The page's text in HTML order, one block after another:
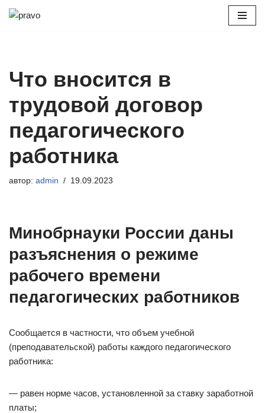
Что вносится в
трудовой договор
педагогического
работника
автор: admin 19.09.2023
Минобрнауки России даны
разъяснения о режиме
рабочего времени
педагогических работников
Сообщается в частности, что объем учебной
(преподавательской) работы каждого педагогического
работника:
— равен норме часов, установленной за ставку заработной
платы;